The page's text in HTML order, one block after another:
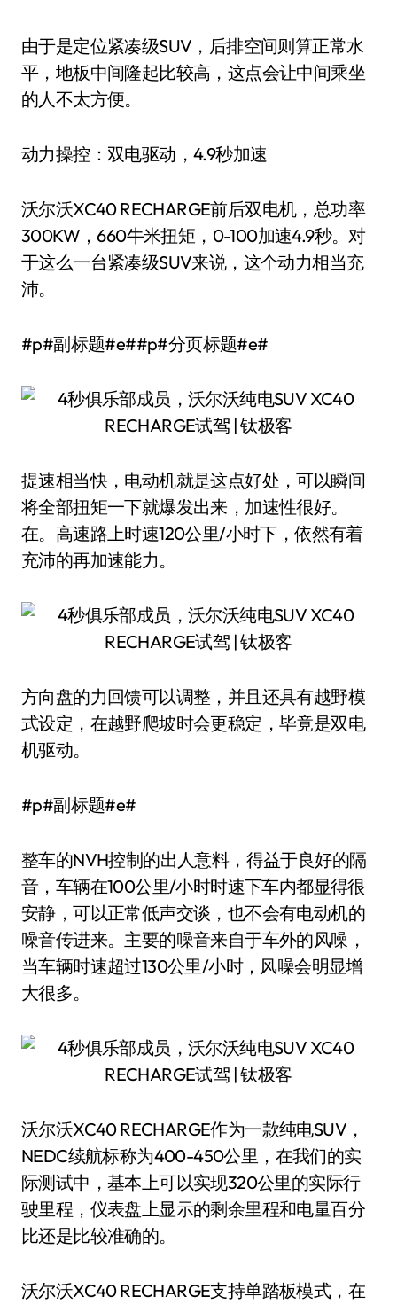
由于是定位紧凑级SUV，后排空间则算正常水
平，地板中间隆起比较高，这点会让中间乘坐
的人不太方便。
动力操控：双电驱动，4.9秒加速
沃尔沃XC40 RECHARGE前后双电机，总功率
300KW，660牛米扭矩，0-100加速4.9秒。对
于这么一台紧凑级SUV来说，这个动力相当充
沛。
#p#副标题#e##p#分页标题#e#
提速相当快，电动机就是这点好处，可以瞬间
将全部扭矩一下就爆发出来，加速性很好。
在。高速路上时速120公里/小时下，依然有着
充沛的再加速能力。
方向盘的力回馈可以调整，并且还具有越野模
式设定，在越野爬坡时会更稳定，毕竟是双电
机驱动。
#p#副标题#e#
整车的NVH控制的出人意料，得益于良好的隔
音，车辆在100公里/小时时速下车内都显得很
安静，可以正常低声交谈，也不会有电动机的
噪音传进来。主要的噪音来自于车外的风噪，
当车辆时速超过130公里/小时，风噪会明显增
大很多。
沃尔沃XC40 RECHARGE作为一款纯电SUV，
NEDC续航标称为400-450公里，在我们的实
际测试中，基本上可以实现320公里的实际行
驶里程，仪表盘上显示的剩余里程和电量百分
比还是比较准确的。
沃尔沃XC40 RECHARGE支持单踏板模式，在